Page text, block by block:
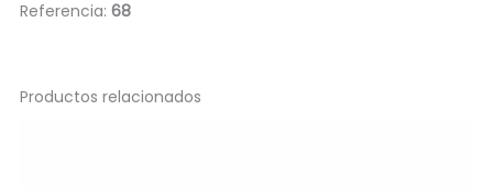
Referencia: 68
Productos relacionados